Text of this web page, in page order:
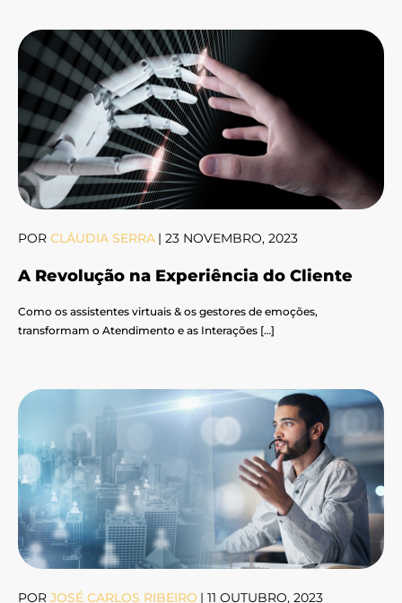
POR CLÁUDIA SERRA | 23 NOVEMBRO, 2023
A Revolução na Experiência do Cliente
Como os assistentes virtuais & os gestores de emoções,
transformam o Atendimento e as Interações […]
POR JOSÉ CARLOS RIBEIRO | 11 OUTUBRO, 2023